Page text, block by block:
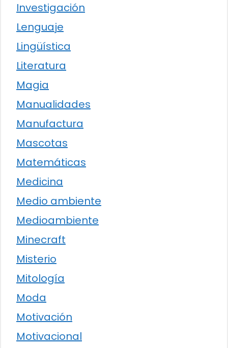
Investigación
Lenguaje
Lingüística
Literatura
Magia
Manualidades
Manufactura
Mascotas
Matemáticas
Medicina
Medio ambiente
Medioambiente
Minecraft
Misterio
Mitología
Moda
Motivación
Motivacional